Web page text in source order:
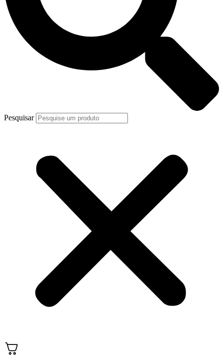
Pesquisar